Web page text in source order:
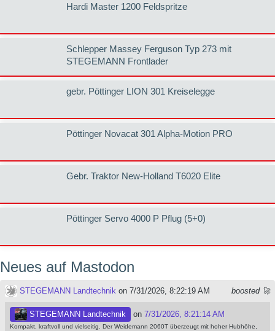
Hardi Master 1200 Feldspritze
Schlepper Massey Ferguson Typ 273 mit
STEGEMANN Frontlader
gebr. Pöttinger LION 301 Kreiselegge
Pöttinger Novacat 301 Alpha-Motion PRO
Gebr. Traktor New-Holland T6020 Elite
Pöttinger Servo 4000 P Pflug (5+0)
Neues auf Mastodon
boosted 🚀
STEGEMANN Landtechnik on 7/31/2026, 8:22:19 AM
STEGEMANN Landtechnik on 7/31/2026, 8:21:14 AM
Kompakt, kraftvoll und vielseitig. Der Weidemann 2060T überzeugt mit hoher Hubhöhe,